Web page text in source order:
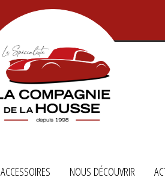
ACCESSOIRES NOUS DÉCOUVRIR